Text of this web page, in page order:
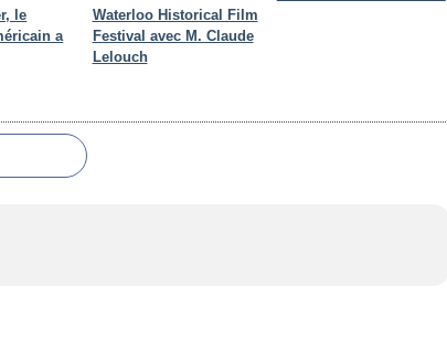
le
a
Waterloo Historical Film
Festival avec M. Claude
Lelouch